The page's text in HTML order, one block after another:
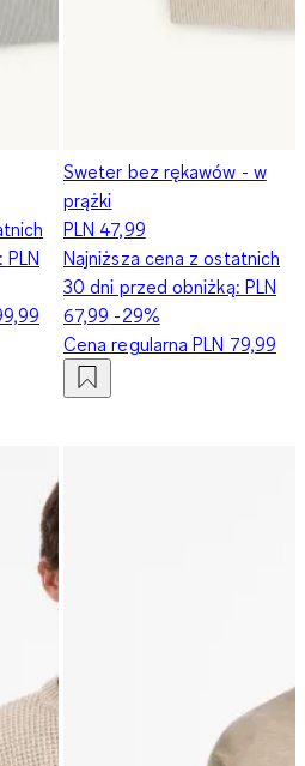
PLN
Sweter bez rękawów - w
prążki
PLN 47,99
Najniższa cena z ostatnich
30 dni przed obniżką: PLN
67,99 -29%
Cena regularnaPLN 79,99